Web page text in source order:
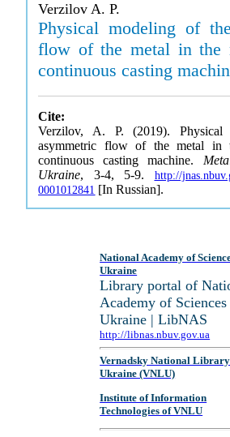
Verzilov A. P.
Physical modeling of
flow of the metal in the
continuous casting
Cite:
Verzilov, A. P. (2019).
asymmetric flow of the metal in
continuous casting machine.
Ukraine, 3-4, 5-9. http://
0001012841 [In Russian].
National Academy of
Ukraine
Library portal of
Academy of
Ukraine | LibNAS
http://libnas.nbuv.gov.ua
Vernadsky National
Ukraine (VNLU)
Institute of Information
Technologies of VNLU